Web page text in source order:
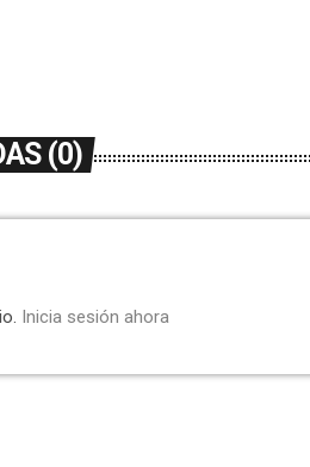
(0)
Inicia sesión ahora